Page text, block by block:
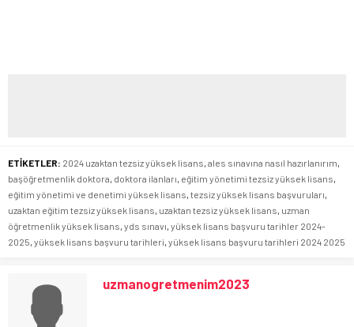
ETİKETLER: 2024 uzaktan tezsiz yüksek lisans ales sınavına nasıl hazırlanırım
başöğretmenlik doktora doktora ilanları eğitim yönetimi tezsiz yüksek lisans
eğitim yönetimi ve denetimi yüksek lisans tezsiz yüksek lisans başvuruları
uzaktan eğitim tezsiz yüksek lisans uzaktan tezsiz yüksek lisans uzman
öğretmenlik yüksek lisans yds sınavı yüksek lisans başvuru tarihler 2024-
2025 yüksek lisans başvuru tarihleri yüksek lisans başvuru tarihleri 2024 2025
uzmanogretmenim2023